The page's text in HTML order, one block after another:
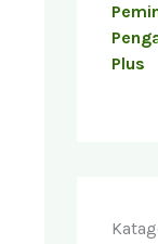
Plus